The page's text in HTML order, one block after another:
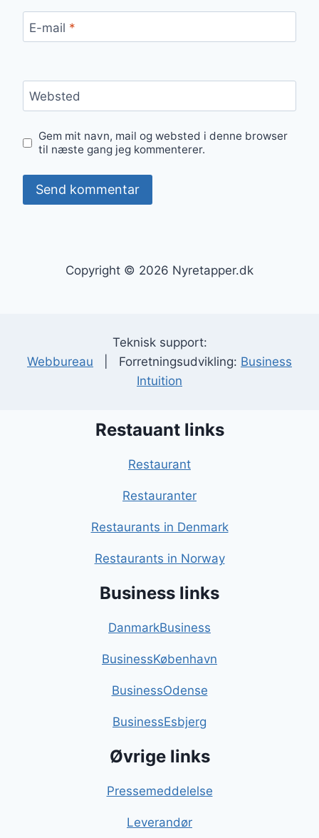
E-mail *
Websted
Gem mit navn, mail og websted i denne browser
til næste gang jeg kommenterer.
Copyright © 2026 Nyretapper.dk
Teknisk support:
Webbureau | Forretningsudvikling: Business
Intuition
Restauant links
Restaurant
Restauranter
Restaurants in Denmark
Restaurants in Norway
Business links
DanmarkBusiness
BusinessKøbenhavn
BusinessOdense
BusinessEsbjerg
Øvrige links
Pressemeddelelse
Leverandør